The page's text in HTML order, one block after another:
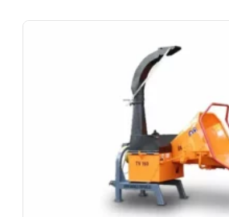
du matériel en bon état.
propre et sans terre pour éviter
nettoyage. Assurance bris de